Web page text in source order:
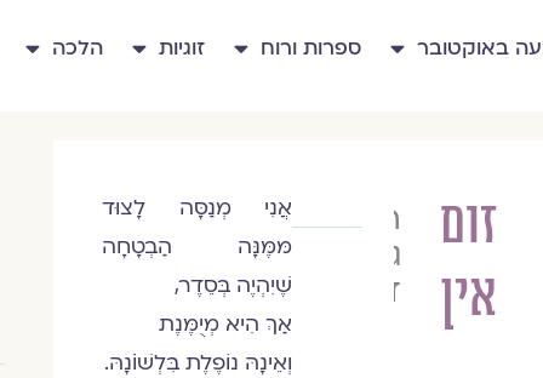
באוקטובר ספרות ורוח זוגיות הלכה
זום
אין
רוית
גרוסמן
דוד
אֲנִי מְנַסָּה לָצוּד
מּמֶּנָּה הַבְטָחָה
שֶׁיִהְיֶה בְּסֵדֶר,
אַךְ הִיא מְיֻמֶּנֶת
וְאֵינָהּ נוֹפֶלֶת בִּלְשׁוֹֹנָהּ.